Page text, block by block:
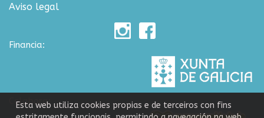
Aviso legal
Financia:
Colabora:
Esta web utiliza cookies propias e de terceiros con fins